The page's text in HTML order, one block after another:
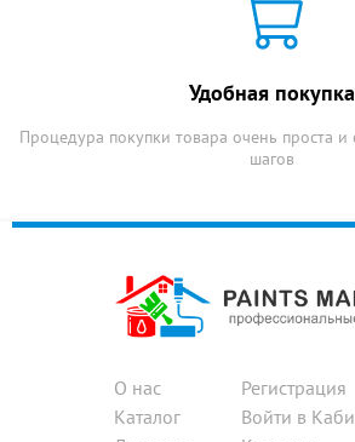
Удобная покупка
Процедура покупки товара очень проста и
шагов
О нас
Каталог
Регистрация
Войти в